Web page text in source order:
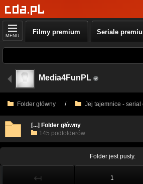
MENU Filmy premium Seriale
Media4FunPL
Folder główny / Jej tajemnice - serial
[...] Folder główny
145 podfolderów
Folder jest pusty.
↤ 1